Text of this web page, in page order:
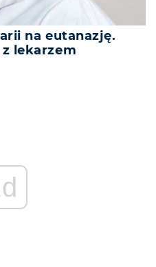
na eutanazję.
lekarzem